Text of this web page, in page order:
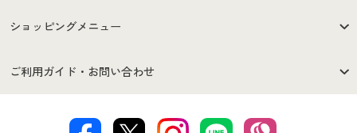
はじめての方へ
セシールご利用規約
ショッピングメニュー
商品カテゴリ
ご利用ガイド・お問い合わせ